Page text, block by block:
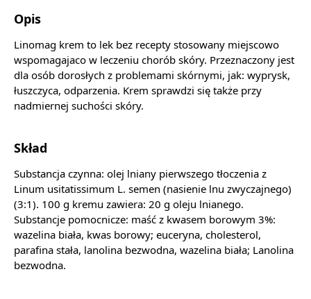
Opis
Linomag krem to lek bez recepty stosowany miejscowo
wspomagajaco w leczeniu chorób skóry. Przeznaczony jest
dla osób dorosłych z problemami skórnymi, jak: wyprysk,
łuszczyca, odparzenia. Krem sprawdzi się także przy
nadmiernej suchości skóry.
Skład
Substancja czynna: olej lniany pierwszego tłoczenia z
Linum usitatissimum L. semen (nasienie lnu zwyczajnego)
(3:1). 100 g kremu zawiera: 20 g oleju lnianego.
Substancje pomocnicze: maść z kwasem borowym 3%:
wazelina biała, kwas borowy; euceryna, cholesterol,
parafina stała, lanolina bezwodna, wazelina biała; Lanolina
bezwodna.